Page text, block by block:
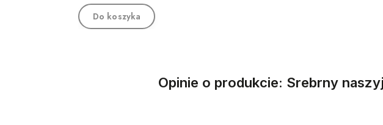
Do koszyka
Opinie o produkcie: Srebrny